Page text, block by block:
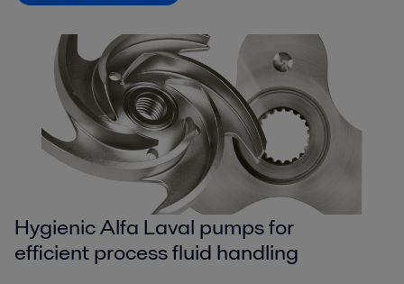
Hygienic Alfa Laval pumps for
efficient process fluid handling